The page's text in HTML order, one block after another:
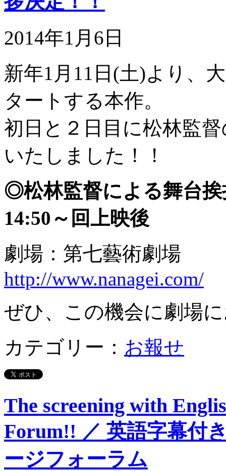
2014年1月6日
新年1月11日(土)より、
タートする本作。
初日と２日目に松林監
いたしました！！
◎松林監督による舞台
14:50～回上映後
劇場：第七藝術劇場
http://www.nanagei.com/
ぜひ、この機会に劇場
カテゴリー： お報せ
The screening with
Forum!! ／ 英語字幕付
ージフォーラム